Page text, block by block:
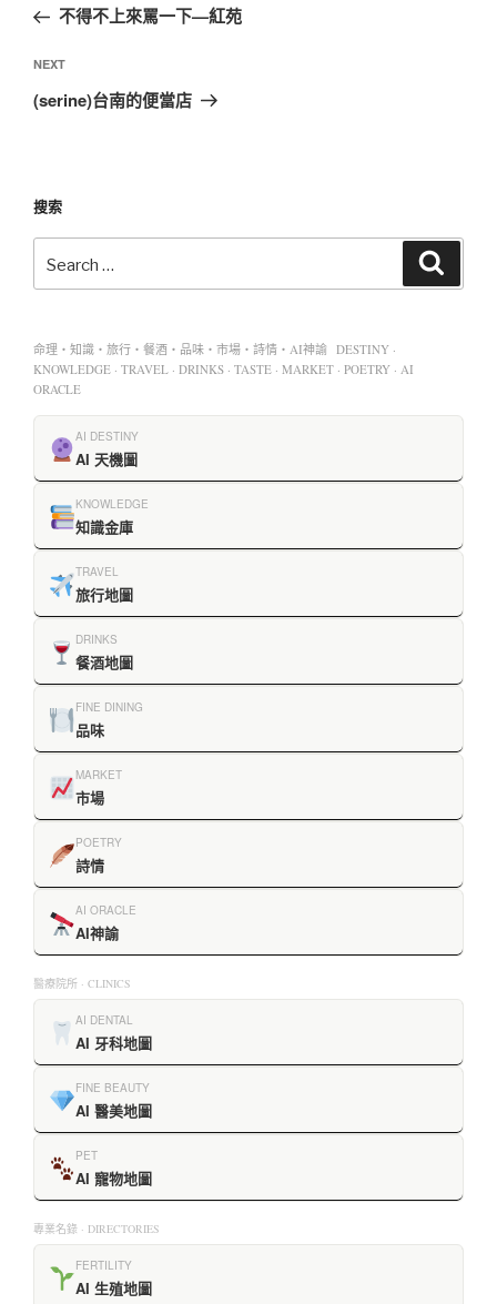
不得不上來罵一下—紅苑
NEXT
(serine)台南的便當店
搜索
命理・知識・旅行・餐酒・品味・市場・詩情・AI神諭 DESTINY ·
KNOWLEDGE · TRAVEL · DRINKS · TASTE · MARKET · POETRY · AI
ORACLE
AI DESTINY
AI 天機圖
KNOWLEDGE
知識金庫
TRAVEL
旅行地圖
DRINKS
餐酒地圖
FINE DINING
品味
MARKET
市場
POETRY
詩情
AI ORACLE
AI神諭
醫療院所 · CLINICS
AI DENTAL
AI 牙科地圖
FINE BEAUTY
AI 醫美地圖
PET
AI 寵物地圖
專業名錄 · DIRECTORIES
FERTILITY
AI 生殖地圖